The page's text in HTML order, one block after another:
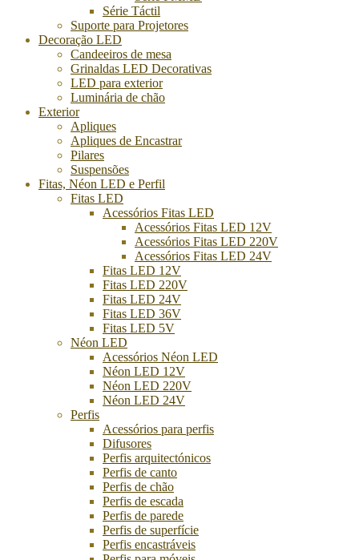
Série Táctil
Suporte para Projetores
Decoração LED
Candeeiros de mesa
Grinaldas LED Decorativas
LED para exterior
Luminária de chão
Exterior
Apliques
Apliques de Encastrar
Pilares
Suspensões
Fitas, Néon LED e Perfil
Fitas LED
Acessórios Fitas LED
Acessórios Fitas LED 12V
Acessórios Fitas LED 220V
Acessórios Fitas LED 24V
Fitas LED 12V
Fitas LED 220V
Fitas LED 24V
Fitas LED 36V
Fitas LED 5V
Néon LED
Acessórios Néon LED
Néon LED 12V
Néon LED 220V
Néon LED 24V
Perfis
Acessórios para perfis
Difusores
Perfis arquitectónicos
Perfis de canto
Perfis de chão
Perfis de escada
Perfis de parede
Perfis de superfície
Perfis encastráveis